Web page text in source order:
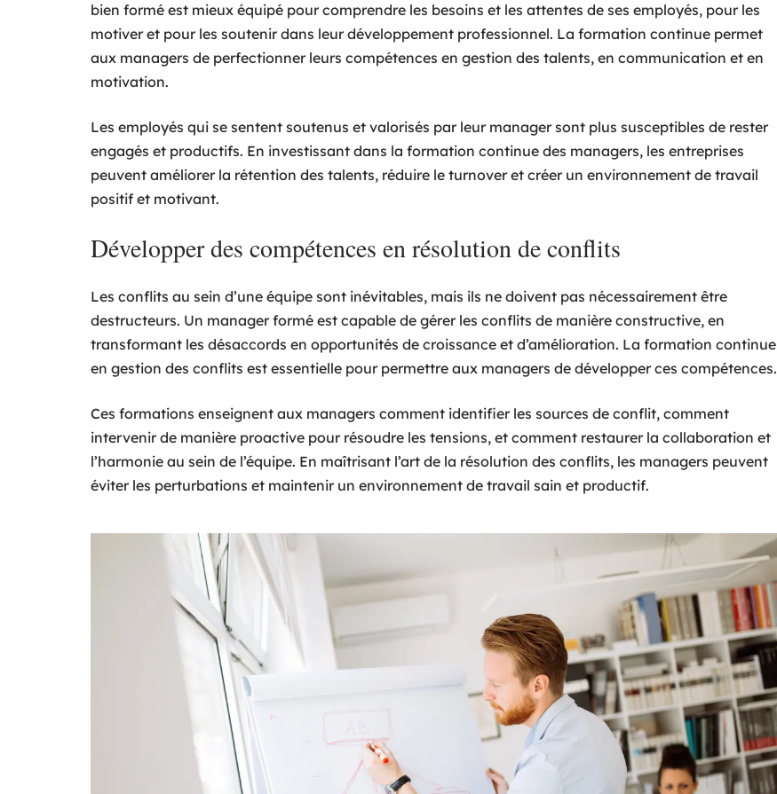
bien formé est mieux équipé pour comprendre les besoins et les attentes de ses employés, pour les
motiver et pour les soutenir dans leur développement professionnel. La formation continue permet
aux managers de perfectionner leurs compétences en gestion des talents, en communication et en
motivation.
Les employés qui se sentent soutenus et valorisés par leur manager sont plus susceptibles de rester
engagés et productifs. En investissant dans la formation continue des managers, les entreprises
peuvent améliorer la rétention des talents, réduire le turnover et créer un environnement de travail
positif et motivant.
Développer des compétences en résolution de conflits
Les conflits au sein d’une équipe sont inévitables, mais ils ne doivent pas nécessairement être
destructeurs. Un manager formé est capable de gérer les conflits de manière constructive, en
transformant les désaccords en opportunités de croissance et d’amélioration. La formation continue
en gestion des conflits est essentielle pour permettre aux managers de développer ces compétences.
Ces formations enseignent aux managers comment identifier les sources de conflit, comment
intervenir de manière proactive pour résoudre les tensions, et comment restaurer la collaboration et
l’harmonie au sein de l’équipe. En maîtrisant l’art de la résolution des conflits, les managers peuvent
éviter les perturbations et maintenir un environnement de travail sain et productif.